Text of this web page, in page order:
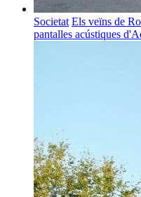
Societat Els veïns de
pantalles acústiques